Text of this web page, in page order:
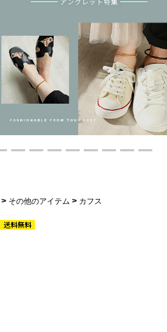
> その他のアイテム > カフス